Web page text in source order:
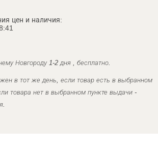
цен и наличия:
Новгороду 1-2 дня , бесплатно.
в тот же день, если товар есть в выбранном
товара нет в выбранном пункте выдачи -